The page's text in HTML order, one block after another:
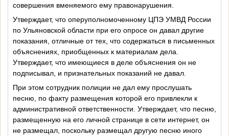
совершения вменяемого ему правонарушения.
Утверждает, что оперуполномоченному ЦПЭ УМВД России
по Ульяновской области при его опросе он давал другие
показания, отличные от тех, что содержаться в письменных
объяснениях, приобщенных к материалам дела.
Утверждает, что имеющиеся в деле объяснения он не
подписывал, и признательных показаний не давал.
При этом сотрудник полиции не дал ему прослушать
песню, по факту размещения которой его привлекли к
административной ответственности. Утверждает, что песню,
размещенную на его личной странице в сети интернет, он
не размещал, поскольку размещал другую песню иного